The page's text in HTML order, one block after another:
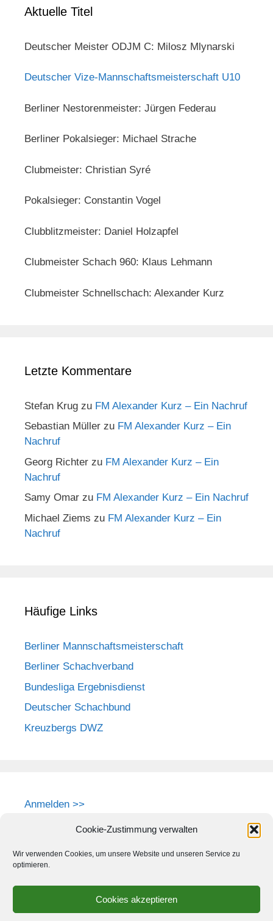
Cookie-Zustimmung verwalten
Wir verwenden Cookies, um unsere Website und unseren Service zu
optimieren.
Cookies akzeptieren
Aktuelle Titel
Deutscher Meister ODJM C: Milosz Mlynarski
Deutscher Vize-Mannschaftsmeisterschaft U10
Berliner Nestorenmeister: Jürgen Federau
Berliner Pokalsieger: Michael Strache
Clubmeister: Christian Syré
Pokalsieger: Constantin Vogel
Clubblitzmeister: Daniel Holzapfel
Clubmeister Schach 960: Klaus Lehmann
Clubmeister Schnellschach: Alexander Kurz
Letzte Kommentare
Stefan Krug zu FM Alexander Kurz – Ein Nachruf
Sebastian Müller zu FM Alexander Kurz – Ein
Nachruf
Georg Richter zu FM Alexander Kurz – Ein
Nachruf
Samy Omar zu FM Alexander Kurz – Ein Nachruf
Michael Ziems zu FM Alexander Kurz – Ein
Nachruf
Häufige Links
Berliner Mannschaftsmeisterschaft
Berliner Schachverband
Bundesliga Ergebnisdienst
Deutscher Schachbund
Kreuzbergs DWZ
Anmelden >>